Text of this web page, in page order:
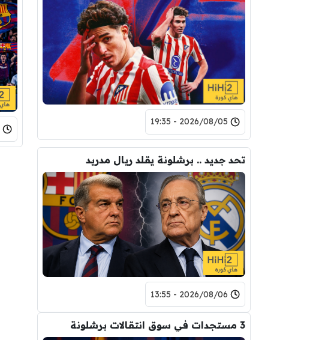
2026/08/05 - 19:35
تحد جديد .. برشلونة يقلد ريال مدريد
2026/08/06 - 13:55
3 مستجدات في سوق انتقالات برشلونة